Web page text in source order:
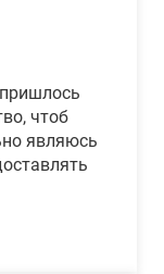
чтоб
являюсь